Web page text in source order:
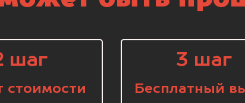
шаг
стоимости
3 шаг
Бесплатный